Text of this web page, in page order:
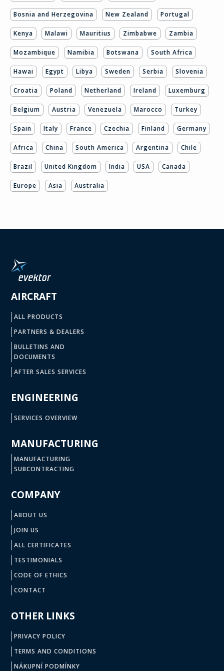
Bosnia and Herzegovina New Zealand Portugal
Kenya Malawi Mauritius Zimbabwe Zambia
Mozambique Namibia Botswana South Africa
Hawai Egypt Libya Sweden Serbia Slovenia
Croatia Poland Netherland Ireland Luxemburg
Belgium Austria Venezuela Marocco Turkey
Spain Italy France Czechia Finland Germany
Africa China South America Argentina Chile
Brazil United Kingdom India USA Canada
Europe Asia Australia
AIRCRAFT
ALL PRODUCTS
PARTNERS & DEALERS
BULLETINS AND
DOCUMENTS
AFTER SALES SERVICES
ENGINEERING
SERVICES OVERVIEW
MANUFACTURING
MANUFACTURING
SUBCONTRACTING
COMPANY
ABOUT US
JOIN US
ALL CERTIFICATES
TESTIMONIALS
CODE OF ETHICS
CONTACT
OTHER LINKS
PRIVACY POLICY
TERMS AND CONDITIONS
NÁKUPNÍ PODMÍNKY